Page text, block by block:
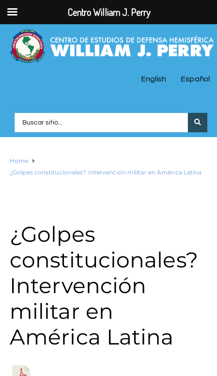
English Español
Home
¿Golpes constitucionales? Intervención militar en América Latina
¿Golpes
constitucionales?
Intervención
militar en
América Latina
Centro William J. Perry